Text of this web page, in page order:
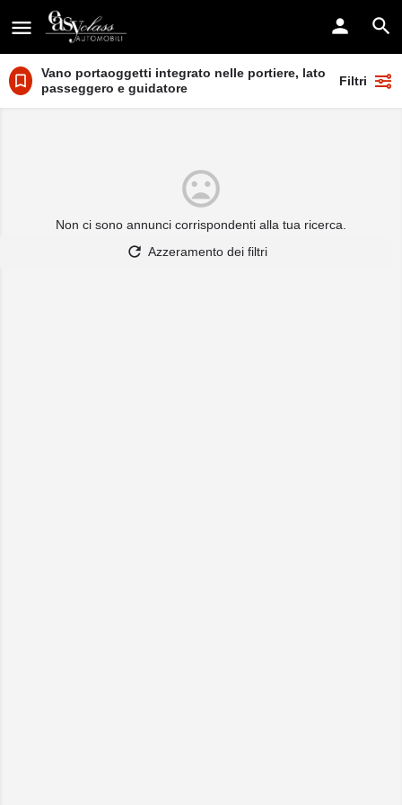
Vano portaoggetti integrato nelle portiere, lato
passeggero e guidatore
Filtri
Non ci sono annunci corrispondenti alla tua ricerca.
Azzeramento dei filtri